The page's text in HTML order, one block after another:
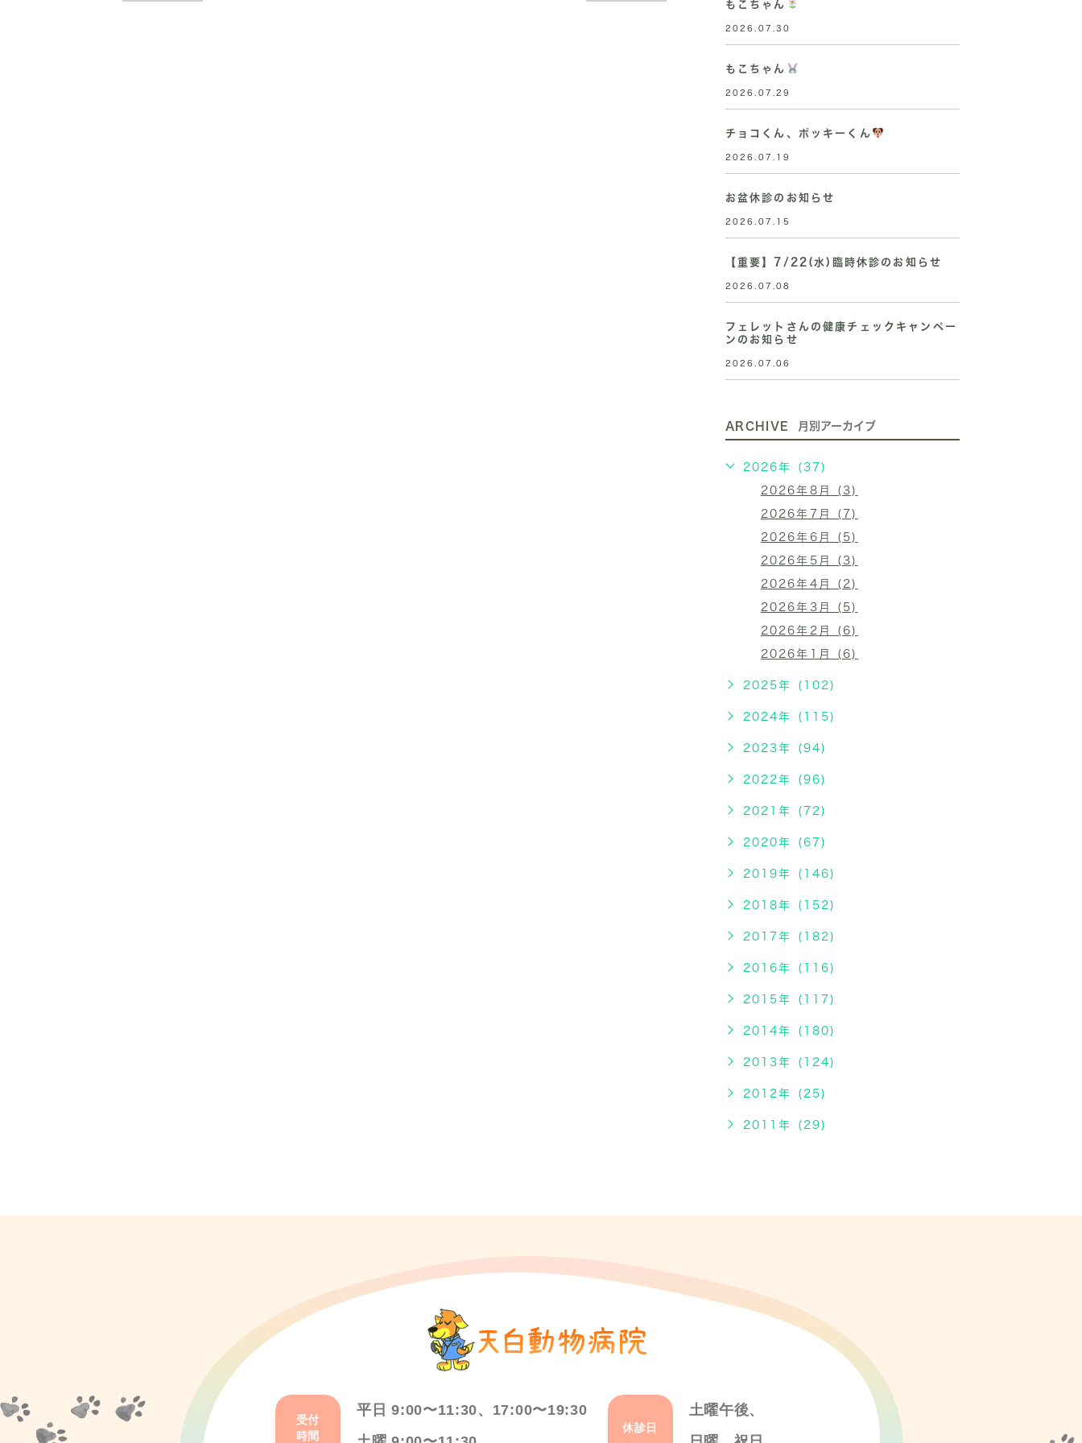
もこちゃん
2026.07.30
もこちゃん
2026.07.29
チョコくん、ポッキーくん
2026.07.19
お盆休診のお知らせ
2026.07.15
【重要】7/22(水)臨時休診のお知らせ
2026.07.08
フェレットさんの健康チェックキャンペー
ンのお知らせ
2026.07.06
ARCHIVE 月別アーカイブ
2026年 (37)
2026年8月 (3)
2026年7月 (7)
2026年6月 (5)
2026年5月 (3)
2026年4月 (2)
2026年3月 (5)
2026年2月 (6)
2026年1月 (6)
2025年 (102)
2024年 (115)
2023年 (94)
2022年 (96)
2021年 (72)
2020年 (67)
2019年 (146)
2018年 (152)
2017年 (182)
2016年 (116)
2015年 (117)
2014年 (180)
2013年 (124)
2012年 (25)
2011年 (29)
受付
時間
平日 9:00〜11:30、17:00〜19:30
休診日
土曜午後、